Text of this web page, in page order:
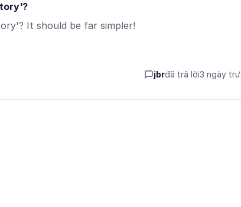
It should be far simpler!
jbrđã trả lời3 ngày